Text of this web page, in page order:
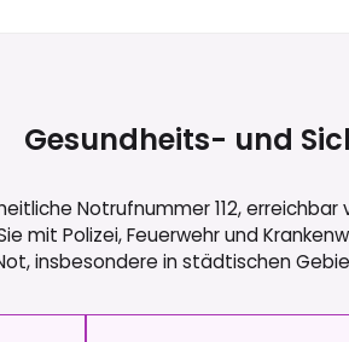
Gesundheits- und
Notrufnummer 112, erreichbar
mit Polizei, Feuerwehr und
insbesondere in städtischen